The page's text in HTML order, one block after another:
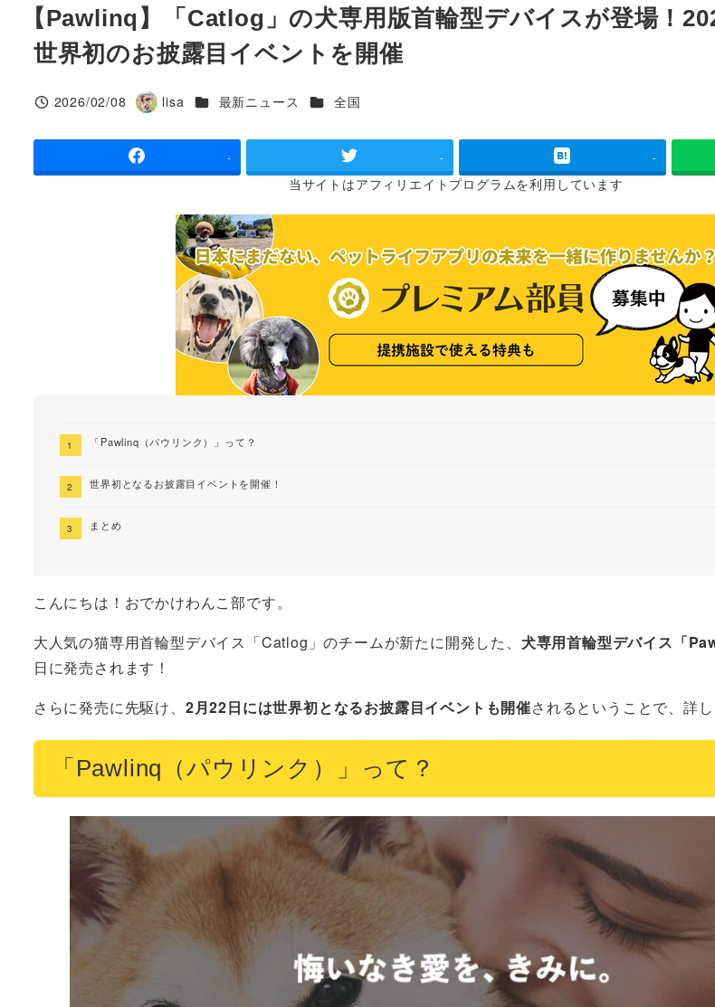
【Pawlinq】「Catlog」の犬専用版首輪型デバイスが登場！
世界初のお披露目イベントを開催
投稿日
2026/02/08
著
lisa カテゴリー
最新ニュース カテゴリー
全国
- - -
当サイトはアフィリエイトプログラムを利用しています
「Pawlinq（パウリンク）」って？
世界初となるお披露目イベントを開催！
まとめ
こんにちは！おでかけわんこ部です。
大人気の猫専用首輪型デバイス「Catlog」のチームが新たに開発した、 犬専用首輪型デバイス「
日に発売されます！
さらに発売に先駆け、 2月22日には世界初となるお披露目イベントも開催されるということで、詳し
「Pawlinq（パウリンク）」って？